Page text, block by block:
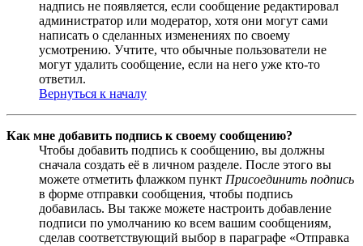
надпись не появляется, если сообщение редактировал
администратор или модератор, хотя они могут сами
написать о сделанных изменениях по своему
усмотрению. Учтите, что обычные пользователи не
могут удалить сообщение, если на него уже кто-то
ответил.
Вернуться к началу
Как мне добавить подпись к своему сообщению?
Чтобы добавить подпись к сообщению, вы должны
сначала создать её в личном разделе. После этого вы
можете отметить флажком пункт Присоединить подпись
в форме отправки сообщения, чтобы подпись
добавилась. Вы также можете настроить добавление
подписи по умолчанию ко всем вашим сообщениям,
сделав соответствующий выбор в параграфе «Отправка